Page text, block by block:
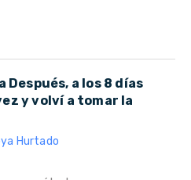
Después, a los 8 días
y volví a tomar la
Hurtado